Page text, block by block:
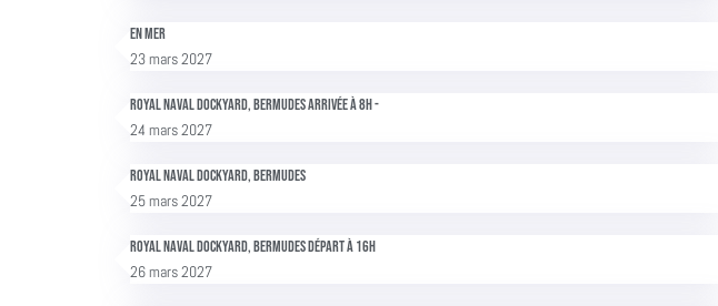
En mer
23 mars 2027
Royal Naval Dockyard, Bermudes arrivée à 8h -
24 mars 2027
Royal Naval Dockyard, Bermudes
25 mars 2027
Royal Naval Dockyard, Bermudes départ à 16h
26 mars 2027